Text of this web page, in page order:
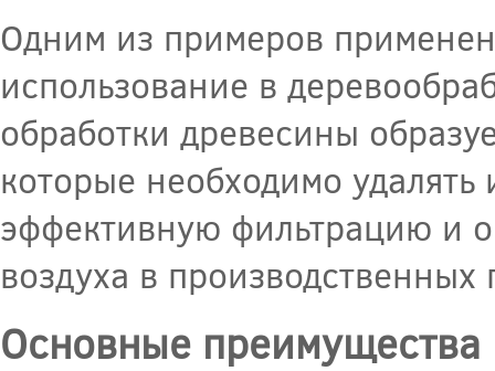
Одним из примеров
использование в
обработки древесины
которые необходимо
эффективную фильтрацию и
воздуха в
Основные преимущества